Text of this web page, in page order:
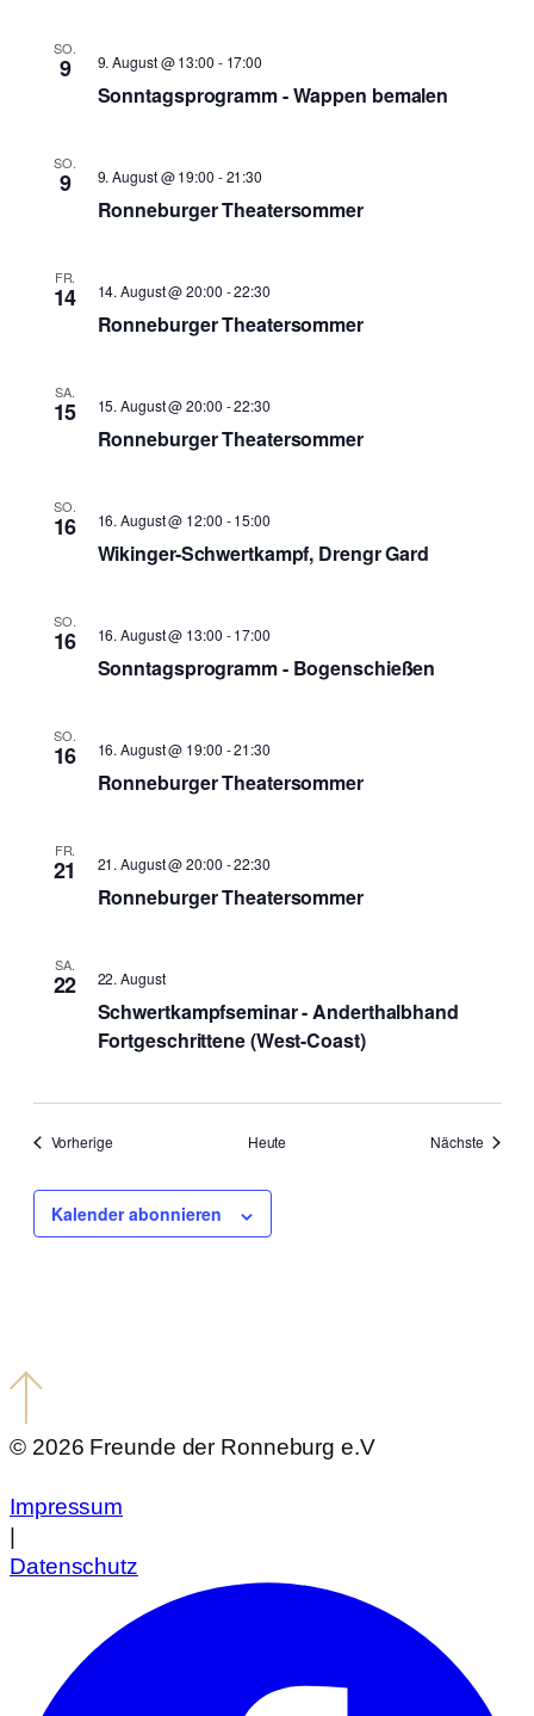
SO.
9 9. August @ 13:00 - 17:00
Sonntagsprogramm - Wappen bemalen
SO.
9 9. August @ 19:00 -21:30
Ronneburger Theatersommer
FR.
14 14. August @ 20:00 -22:30
Ronneburger Theatersommer
SA.
15 15. August @ 20:00 -22:30
Ronneburger Theatersommer
SO.
16 16. August @ 12:00 -15:00
Wikinger-Schwertkampf, Drengr Gard
SO.
16 16. August @ 13:00 -17:00
Sonntagsprogramm - Bogenschießen
SO.
16 16. August @ 19:00 -21:30
Ronneburger Theatersommer
FR.
21 21. August @ 20:00 -22:30
Ronneburger Theatersommer
SA.
22 22. August
Schwertkampfseminar - Anderthalbhand
Fortgeschrittene (West-Coast)
VorherigeVeranstaltungen Heute Nächste
Kalender abonnieren
© 2026 Freunde der Ronneburg e.V
Impressum
|
Datenschutz